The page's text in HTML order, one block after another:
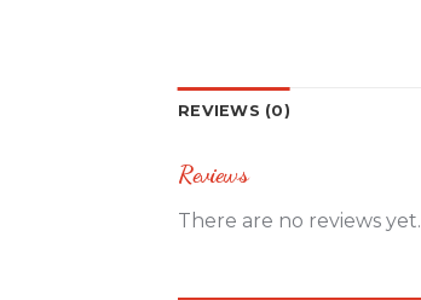
REVIEWS (0)
Reviews
There are no reviews yet.